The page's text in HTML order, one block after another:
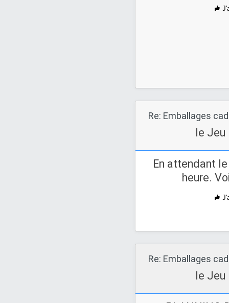
Re: Emballages
le Jeu
En attendant
heure.
Re: Emballages
le Jeu